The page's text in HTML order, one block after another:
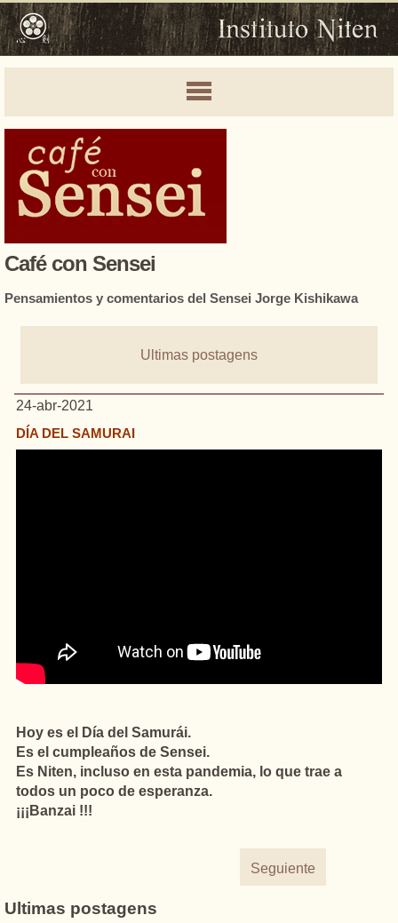
Café con Sensei
Pensamientos y comentarios del Sensei Jorge Kishikawa
Ultimas postagens
24-abr-2021
DÍA DEL SAMURAI
Hoy es el Día del Samurái.
Es el cumpleaños de Sensei.
Es Niten, incluso en esta pandemia, lo que trae a
todos un poco de esperanza.
¡¡¡Banzai !!!
Seguiente
Ultimas postagens